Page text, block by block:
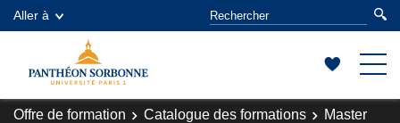
Aller à
Offre de formation Catalogue des formations
Master